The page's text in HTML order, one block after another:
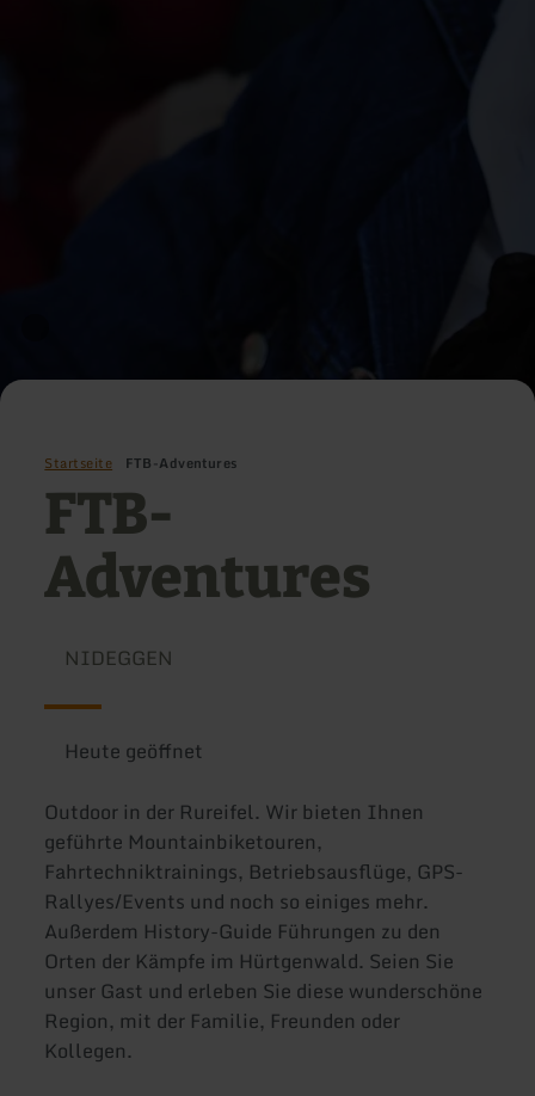
Startseite FTB-Adventures
FTB-
Adventures
NIDEGGEN
Heute geöffnet
Outdoor in der Rureifel. Wir bieten Ihnen
geführte Mountainbiketouren,
Fahrtechniktrainings, Betriebsausflüge, GPS-
Rallyes/Events und noch so einiges mehr.
Außerdem History-Guide Führungen zu den
Orten der Kämpfe im Hürtgenwald. Seien Sie
unser Gast und erleben Sie diese wunderschöne
Region, mit der Familie, Freunden oder
Kollegen.